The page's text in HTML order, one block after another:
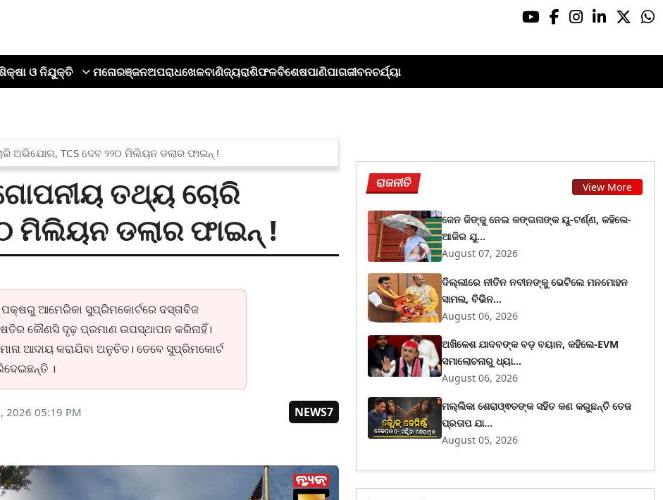
ଓ ନିଯୁକ୍ତି ମନୋରଞ୍ଜନଅପରାଧଖେଳବାଣିଜ୍ୟରାଶିଫଳବିଶେଷପାଣିପାଗଜୀବନଚର୍ଯ୍ୟା
ଅଭିଯୋଗ, TCS ଦେବ ୨୨୦ ମିଲିୟନ ଡଲାର ଫାଇନ୍‌ !
ତଥ୍ୟ ଚୋରି
ମିଲିୟନ ଡଲାର ଫାଇନ୍‌ !
ପକ୍ଷରୁ ଆମେରିକା ସୁପ୍ରିମକୋର୍ଟରେ ଦସ୍ତାବିଜ
କୌଣସି ଦୃଢ଼ ପ୍ରମାଣ ଉପସ୍ଥାପନ କରିନାହିଁ।
ଆଦାୟ କରାଯିବା ଅନୁଚିତ। ତେବେ ସୁପ୍ରିମକୋର୍ଟ
।
2026 05:19 PM
NEWS7
ରାଜନୀତି View More
ଜେନ ଜିଙ୍କୁ ନେଇ କଙ୍ଗନାଙ୍କ ୟୁ-ଟର୍ଣ୍ଣ, କହିଲେ-
ଆଜିର ଯୁ...
August 07, 2026
ଦିଲ୍ଲୀରେ ନୀତିନ ନବୀନଙ୍କୁ ଭେଟିଲେ ମନମୋହନ
ସାମଲ, ବିଭିନ...
August 06, 2026
ଅଖିଳେଶ ଯାଦବଙ୍କ ବଡ଼ ବୟାନ, କହିଲେ-EVM
ସମାଲୋଚନାରୁ ଧ୍ୟା...
August 06, 2026
ମଲ୍ଲିକା ଶେରାଓ୍ଵତଙ୍କ ସହିତ କଣ କରୁଛନ୍ତି ତେଜ
ପ୍ରତାପ ଯା...
August 05, 2026